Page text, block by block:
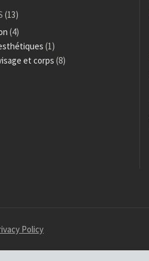
(13)
(4)
(1)
et corps (8)
Policy